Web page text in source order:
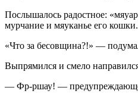
Послышалось радостное:
мурчание и мяуканье его кошки.
«Что за бесовщина?!» —
Выпрямился и смело
— Фр-ршау! — предупреждающе